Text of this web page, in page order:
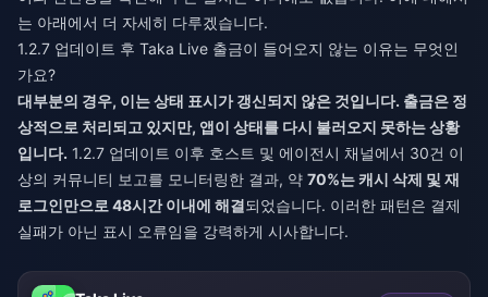
는 아래에서 더 자세히 다루겠습니다.
1.2.7 업데이트 후 Taka Live 출금이 들어오지 않는 이유는 무엇인
가요?
대부분의 경우, 이는 상태 표시가 갱신되지 않은 것입니다. 출금은 정
상적으로 처리되고 있지만, 앱이 상태를 다시 불러오지 못하는 상황
입니다. 1.2.7 업데이트 이후 호스트 및 에이전시 채널에서 30건 이
상의 커뮤니티 보고를 모니터링한 결과, 약 70%는 캐시 삭제 및 재
로그인만으로 48시간 이내에 해결되었습니다. 이러한 패턴은 결제
실패가 아닌 표시 오류임을 강력하게 시사합니다.